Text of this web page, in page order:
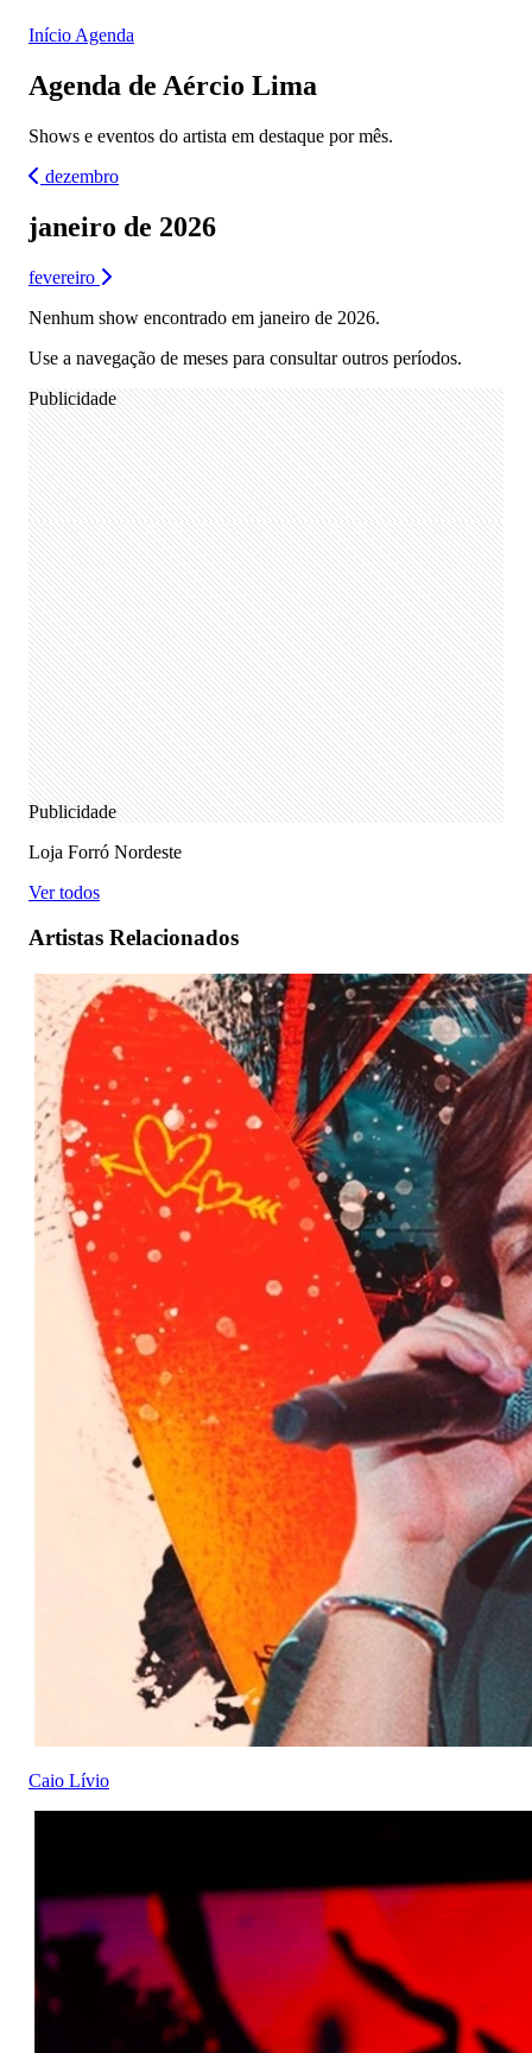
Início Agenda
Agenda de Aércio Lima
Shows e eventos do artista em destaque por mês.
dezembro
janeiro de 2026
fevereiro
Nenhum show encontrado em janeiro de 2026.
Use a navegação de meses para consultar outros períodos.
Publicidade
Publicidade
Loja Forró Nordeste
Ver todos
Artistas Relacionados
Caio Lívio